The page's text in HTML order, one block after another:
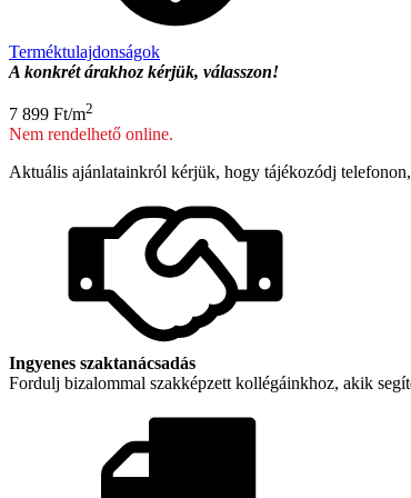
Terméktulajdonságok
A konkrét árakhoz kérjük, válasszon!
7 899 Ft/m2
Nem rendelhető online.
Aktuális ajánlatainkról kérjük, hogy tájékozódj
Ingyenes szaktanácsadás
Fordulj bizalommal szakképzett kollégáinkhoz, akik